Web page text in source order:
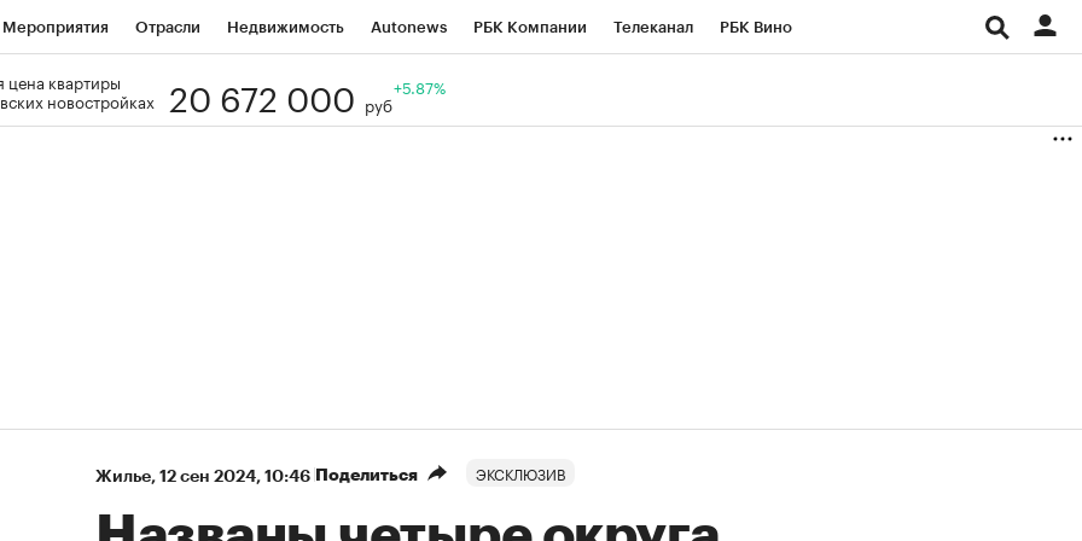
Мероприятия Отрасли Недвижимость Autonews РБК Компании Телеканал РБК Вино
Визионеры
цена квартиры
новостройках
20 672 000 руб
+5.87%
Жилье⁠, 12 сен 2024, 10:46 Поделиться ЭКСКЛЮЗИВ